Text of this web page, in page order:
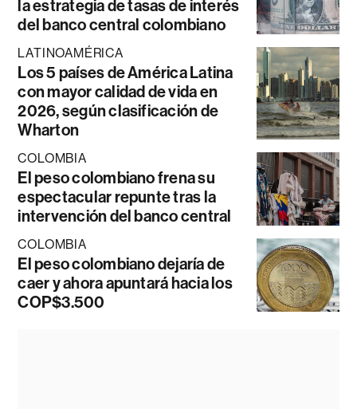
la estrategia de tasas de interés
del banco central colombiano
LATINOAMÉRICA
Los 5 países de América Latina
con mayor calidad de vida en
2026, según clasificación de
Wharton
COLOMBIA
El peso colombiano frena su
espectacular repunte tras la
intervención del banco central
COLOMBIA
El peso colombiano dejaría de
caer y ahora apuntará hacia los
COP$3.500